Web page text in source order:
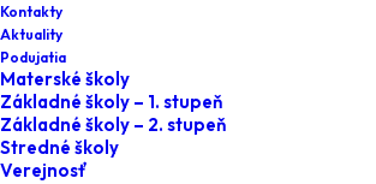
Kontakty
Aktuality
Podujatia
Materské školy
Základné školy – 1. stupeň
Základné školy – 2. stupeň
Stredné školy
Verejnosť
Kedy a kde nás nájdete #medzi_regalmi?
Pobočky:
Vlčince